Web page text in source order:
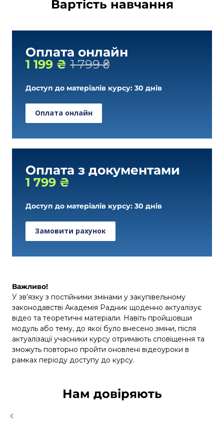
Вартість навчання
Оплата онлайн
1 199 ₴ 1 799 ₴
Доступ до матеріалів курсу: 30 днів
Оплата онлайн
Оплата з документами
1 799 ₴
Доступ до матеріалів курсу: 30 днів
Замовити рахунок
Важливо!
У зв’язку з постійними змінами у закупівельному
законодавстві Академія Радник щоденно актуалізує
відео та теоретичні матеріали. Навіть пройшовши
модуль або тему, до якої було внесено зміни, після
актуалізації учасники курсу отримають сповіщення та
зможуть повторно пройти оновлені відеоуроки в
рамках періоду доступу до курсу.
Нам довіряють